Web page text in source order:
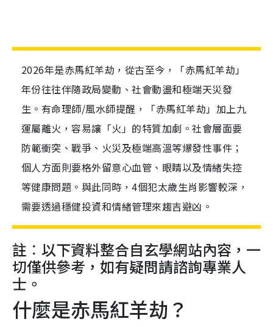
2026年是赤馬紅羊劫，從古至今，「赤馬紅羊劫」
年份往往伴隨政局變動、社會動盪和極端天災發
生。有命理師/風水師提醒，「赤馬紅羊劫」加上九
運屬離火，容易讓「火」的特質加劇。社會層面要
防範衝突、戰爭、火災及極端高溫等爆發性事件；
個人方面則要格外留意心血管、眼睛以及情緒失控
等健康問題。與此同時，4個犯太歲生肖影響較深，
需要透過穩健投資和情緒管理來趨吉避凶。
註︰以下資料整合自玄學網站內容，一
切僅供參考，如有疑問請諮詢專業人
士。
什麼是赤馬紅羊劫？